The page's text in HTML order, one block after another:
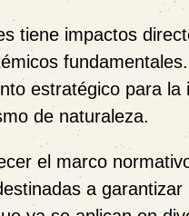
tiene impactos
estratégico para la
de naturaleza.
el marco
a garantizar